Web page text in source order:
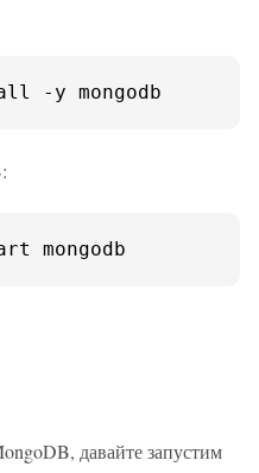
-y mongodb
mongodb
давайте запустим